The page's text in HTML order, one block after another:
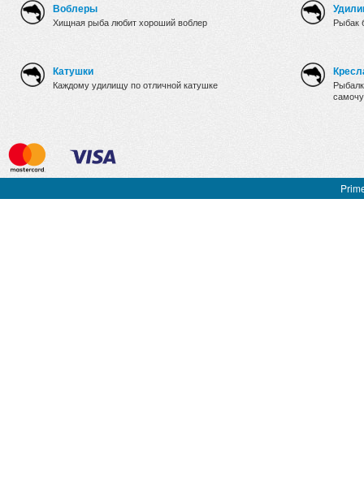
Воблеры
Хищная рыба любит хороший воблер
Катушки
Каждому удилищу по отличной катушке
Рыбак